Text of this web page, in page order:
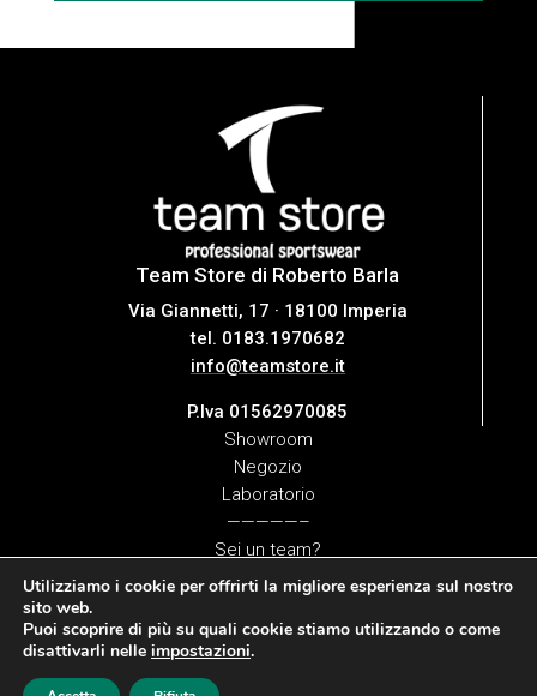
Team Store di Roberto Barla
Via Giannetti, 17 · 18100 Imperia
tel. 0183.1970682
info@teamstore.it
P.Iva 01562970085
Showroom
Negozio
Laboratorio
—————–
Sei un team?
Sei uno sportivo?
© Team Store di Roberto Barla ///
Utilizziamo i cookie per offrirti la migliore esperienza sul nostro
sito web.
Puoi scoprire di più su quali cookie stiamo utilizzando o come
disattivarli nelle impostazioni.